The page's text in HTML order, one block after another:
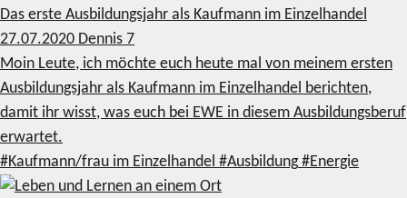
Das erste Ausbildungsjahr als Kaufmann im Einzelhandel
27.07.2020 Dennis 7
Moin Leute, ich möchte euch heute mal von meinem ersten
Ausbildungsjahr als Kaufmann im Einzelhandel berichten,
damit ihr wisst, was euch bei EWE in diesem Ausbildungsberuf
erwartet.
#Kaufmann/frau im Einzelhandel #Ausbildung #Energie